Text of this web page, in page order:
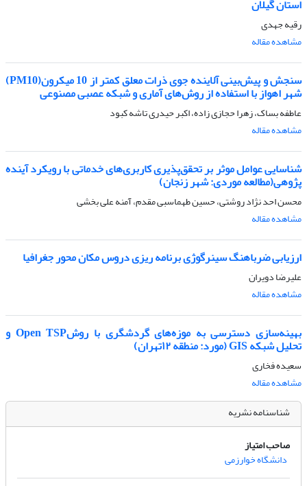
استان گیلان
رقیه جهدی
مشاهده مقاله
سنجش و پیش‌بینی آلاینده جوی ذرات معلق کمتر از 10 میکرون(PM10)
شهر اهواز با استفاده از روش‌های آماری و شبکه عصبی مصنوعی
عاطفه بساک، زهرا حجازی زاده، اکبر حیدری تاشه کبود
مشاهده مقاله
شناسایی عوامل موثر بر تحقق‌پذیری کاربری‌های خدماتی با رویکرد آینده
پژوهی(مطالعه موردی: شهر زنجان)
محسن احد نژاد روشتی، حسین طهماسبی مقدم، آمنه علی بخشی
مشاهده مقاله
ارزیابی ضرباهنگ سینرگوژی برنامه ریزی دروس مکان محور جغرافیا
علیرضا دویران
مشاهده مقاله
بهینه‌سازی دسترسی به موزه‌های گردشگری با روشOpen TSP و
تحلیل شبکه GIS (مورد: منطقه ۱۲تهران)
سعیده فخاری
مشاهده مقاله
شناسنامه نشریه
صاحب امتیاز
دانشگاه خوارزمی